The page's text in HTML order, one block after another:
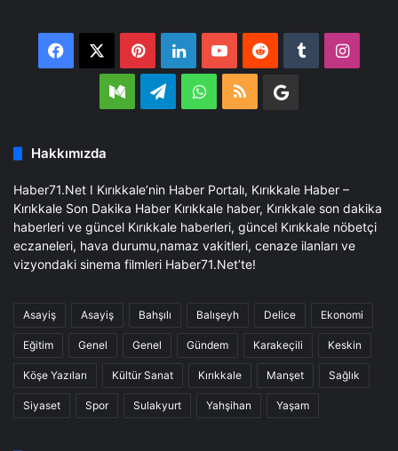
Facebook PinterestLinkedInYouTubeReddit Tumblr
MediumTelegramWhatsApp
RSS
Google
Hakkımızda
Haber71.Net I Kırıkkale’nin Haber Portalı, Kırıkkale Haber –
Kırıkkale Son Dakika Haber Kırıkkale haber, Kırıkkale son dakika
haberleri ve güncel Kırıkkale haberleri, güncel Kırıkkale nöbetçi
eczaneleri, hava durumu,namaz vakitleri, cenaze ilanları ve
vizyondaki sinema filmleri Haber71.Net’te!
Asayiş Asayiş Bahşılı Balışeyh Delice Ekonomi
Eğitim Genel Genel Gündem Karakeçili Keskin
Köşe Yazıları Kültür Sanat Kırıkkale Manşet Sağlık
Siyaset Spor Sulakyurt Yahşihan Yaşam